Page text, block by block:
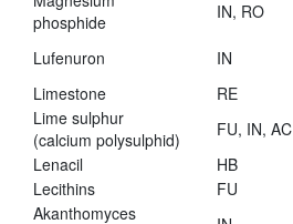
phosphide
IN, RO
Lufenuron IN
Limestone
RE
Lime sulphur
(calcium polysulphid)
FU, IN, AC
Lenacil
HB
Lecithins
FU
Akanthomyces